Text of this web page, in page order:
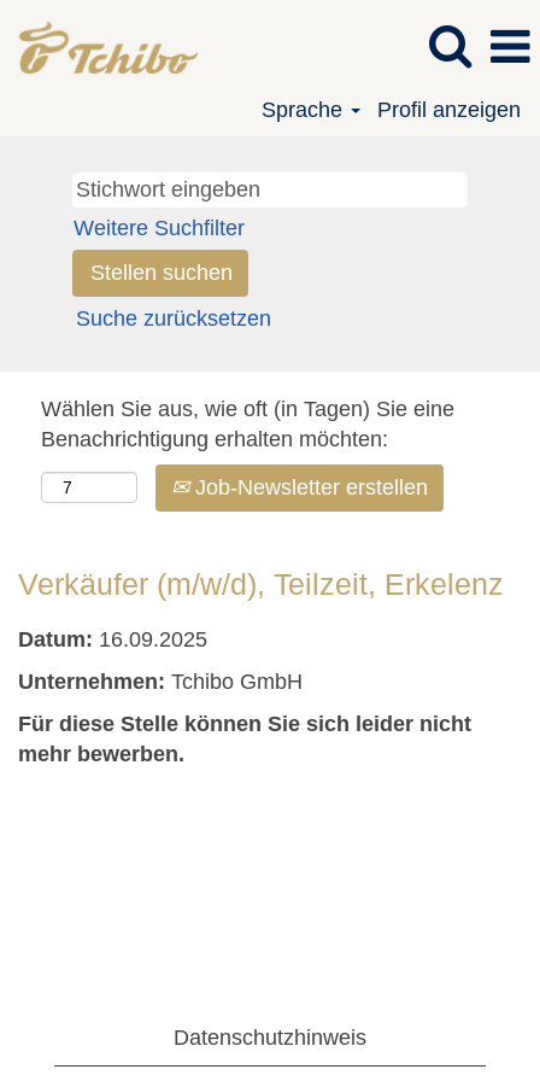
Sprache Profil anzeigen
Weitere Suchfilter
Suche zurücksetzen
Wählen Sie aus, wie oft (in Tagen) Sie eine
Benachrichtigung erhalten möchten:
Job-Newsletter erstellen
Verkäufer (m/w/d), Teilzeit, Erkelenz
Datum: 16.09.2025
Unternehmen: Tchibo GmbH
Für diese Stelle können Sie sich leider nicht
mehr bewerben.
Datenschutzhinweis